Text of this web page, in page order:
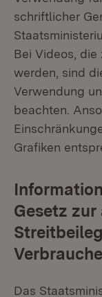
schriftlicher
Bei Videos,
werden, sind
Verwendung
beachten.
Grafiken
Gesetz
Das